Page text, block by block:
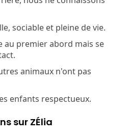
sociable et pleine de vie.
au premier abord mais se
animaux n'ont pas
enfants respectueux.
sur ZÉlia